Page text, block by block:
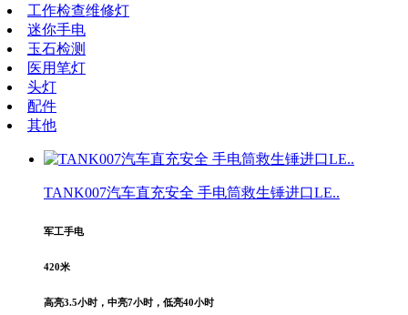
工作检查维修灯
迷你手电
玉石检测
医用笔灯
头灯
配件
其他
TANK007汽车直充安全 手电筒救生锤进口LE..
军工手电
420米
高亮3.5小时，中亮7小时，低亮40小时